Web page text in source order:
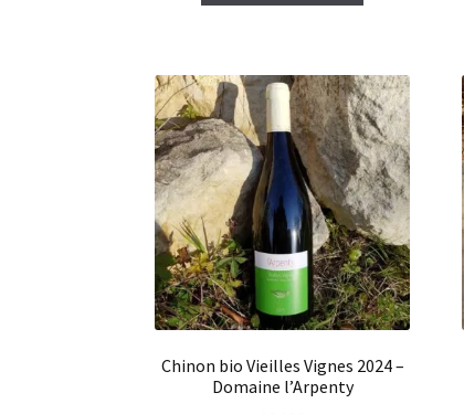
Chinon bio Vieilles Vignes 2024 –
Domaine l’Arpenty